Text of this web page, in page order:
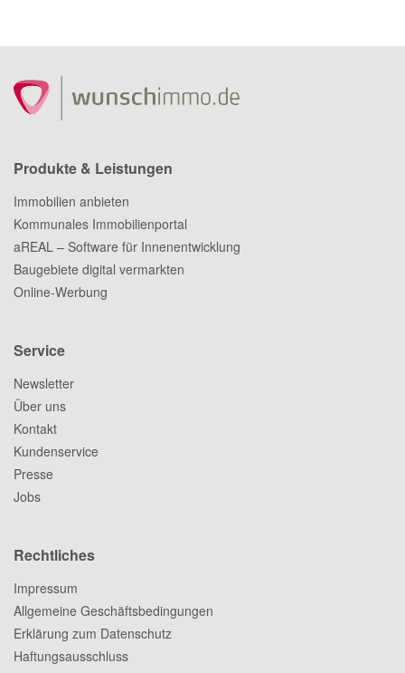
Produkte & Leistungen
Immobilien anbieten
Kommunales Immobilienportal
aREAL – Software für Innenentwicklung
Baugebiete digital vermarkten
Online-Werbung
Service
Newsletter
Über uns
Kontakt
Kundenservice
Presse
Jobs
Rechtliches
Impressum
Allgemeine Geschäftsbedingungen
Erklärung zum Datenschutz
Haftungsausschluss